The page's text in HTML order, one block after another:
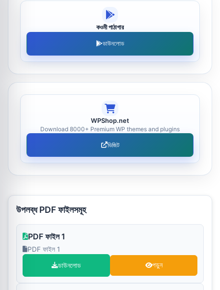
কওমী পাঠাগার
ডাউনলোড
WPShop.net
Download 8000+ Premium WP themes and plugins
ভিজিট
উপলব্ধ PDF ফাইলসমূহ
PDF ফাইল 1
PDF ফাইল 1
ডাউনলোড পড়ুন